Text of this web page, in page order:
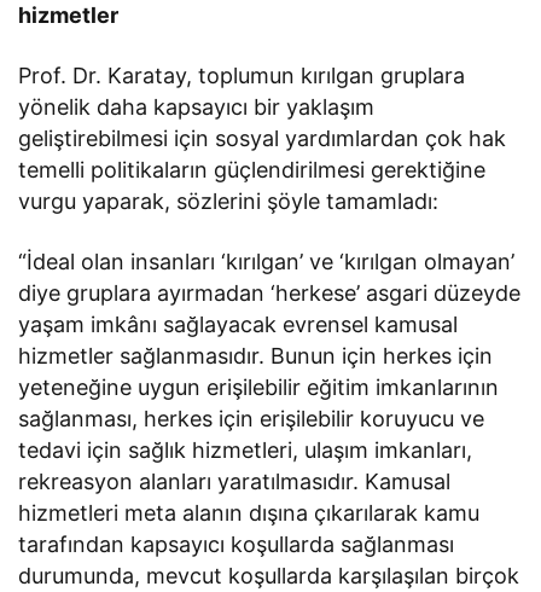
hizmetler
Prof. Dr. Karatay, toplumun kırılgan gruplara
yönelik daha kapsayıcı bir yaklaşım
geliştirebilmesi için sosyal yardımlardan çok hak
temelli politikaların güçlendirilmesi gerektiğine
vurgu yaparak, sözlerini şöyle tamamladı:
“İdeal olan insanları ‘kırılgan’ ve ‘kırılgan olmayan’
diye gruplara ayırmadan ‘herkese’ asgari düzeyde
yaşam imkânı sağlayacak evrensel kamusal
hizmetler sağlanmasıdır. Bunun için herkes için
yeteneğine uygun erişilebilir eğitim imkanlarının
sağlanması, herkes için erişilebilir koruyucu ve
tedavi için sağlık hizmetleri, ulaşım imkanları,
rekreasyon alanları yaratılmasıdır. Kamusal
hizmetleri meta alanın dışına çıkarılarak kamu
tarafından kapsayıcı koşullarda sağlanması
durumunda, mevcut koşullarda karşılaşılan birçok